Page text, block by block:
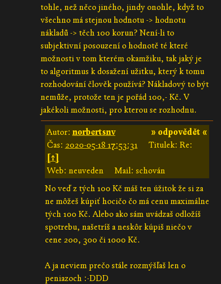
tohle, než něco jiného, jindy onohle, když to
všechno má stejnou hodnotu -> hodnotu
nákladů -> těch 100 korun? Není-li to
subjektivní posouzení o hodnotě té které
možnosti v tom kterém okamžiku, tak jaký je
to algoritmus k dosažení užitku, který k tomu
rozhodování člověk používá? Nákladový to být
nemůže, protože ten je pořád 100,- Kč. V
jakékoli možnosti, pro kterou se rozhodnu.
» odpovědět «
Autor:norbertsnv
Čas: 2020-05-18 17:53:31
Titulek: Re:
[↑]
Web: neuveden
Mail: schován
No veď z tých 100 Kč máš ten úžitok že si za
ne môžeš kúpiť hocičo čo má cenu maximálne
tých 100 Kč. Alebo ako sám uvádzaš odložíš
spotrebu, našetríš a neskôr kúpiš niečo v
cene 200, 300 či 1000 Kč.
A ja neviem prečo stále rozmýšľaš len o
peniazoch :-DDD